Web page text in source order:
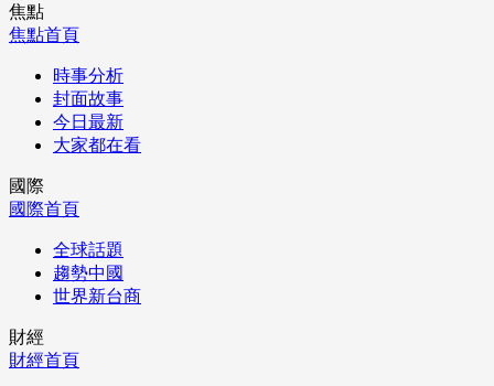
焦點
焦點首頁
時事分析
封面故事
今日最新
大家都在看
國際
國際首頁
全球話題
趨勢中國
世界新台商
財經
財經首頁